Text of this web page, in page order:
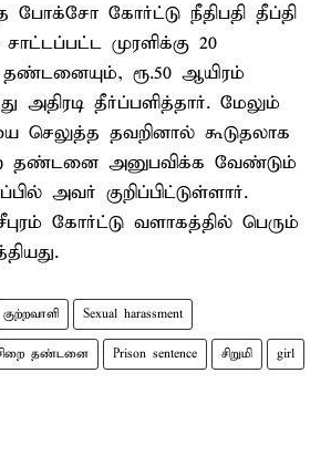
போக்சோ கோர்ட்டு நீதிபதி தீப்தி
சாட்டப்பட்ட முரளிக்கு 20
ரூ.50 ஆயிரம்
அதிரடி தீர்ப்பளித்தார். மேலும்
தவறினால் கூடுதலாக
தண்டனை அனுபவிக்க வேண்டும்
அவர் குறிப்பிட்டுள்ளார்.
கோர்ட்டு வளாகத்தில் பெரும்
குற்றவாளி Sexual harassment
தண்டனை Prison sentence சிறுமி girl